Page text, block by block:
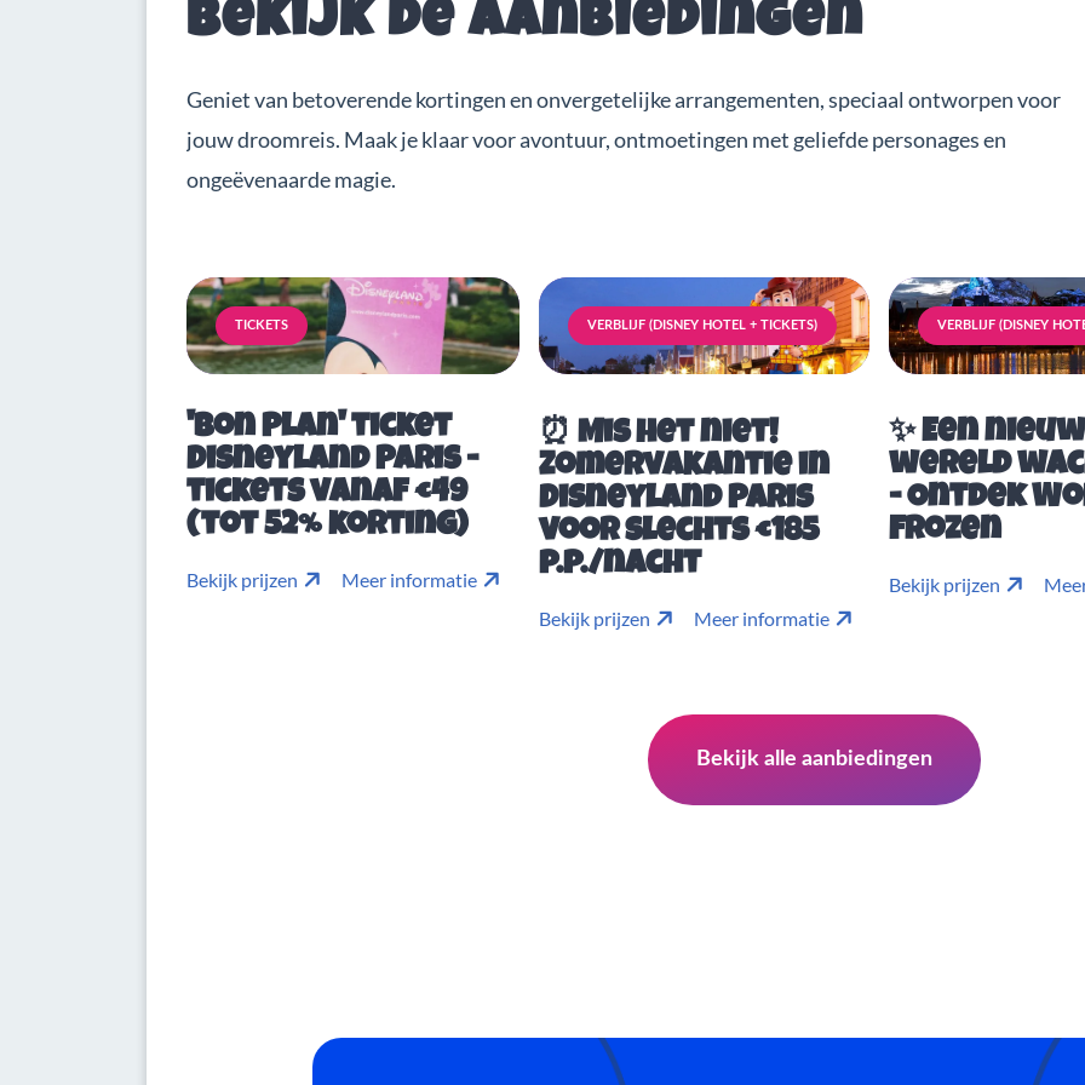
Bekijk de aanbiedingen
Geniet van betoverende kortingen en onvergetelijke arrangementen, speciaal ontworpen voor
jouw droomreis. Maak je klaar voor avontuur, ontmoetingen met geliefde personages en
ongeëvenaarde magie.
TICKETS
'Bon Plan' ticket
Disneyland Paris -
tickets vanaf €49
(tot 52% korting)
Bekijk prijzen Meer informatie
VERBLIJF (DISNEY HOTEL + TICKETS)
⏰ Mis het niet!
Zomervakantie in
Disneyland Paris
voor slechts €185
p.p./nacht
Bekijk prijzen Meer informatie
VERBLIJF (DISNEY
✨ Een
wereld
- Ontdek
Frozen
Bekijk prijzen
Bekijk alle aanbiedingen